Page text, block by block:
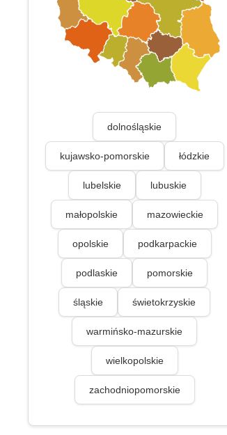
dolnośląskie
kujawsko-pomorskie łódzkie
lubelskie lubuskie
małopolskie mazowieckie
opolskie podkarpackie
podlaskie pomorskie
śląskie świetokrzyskie
warmińsko-mazurskie
wielkopolskie
zachodniopomorskie